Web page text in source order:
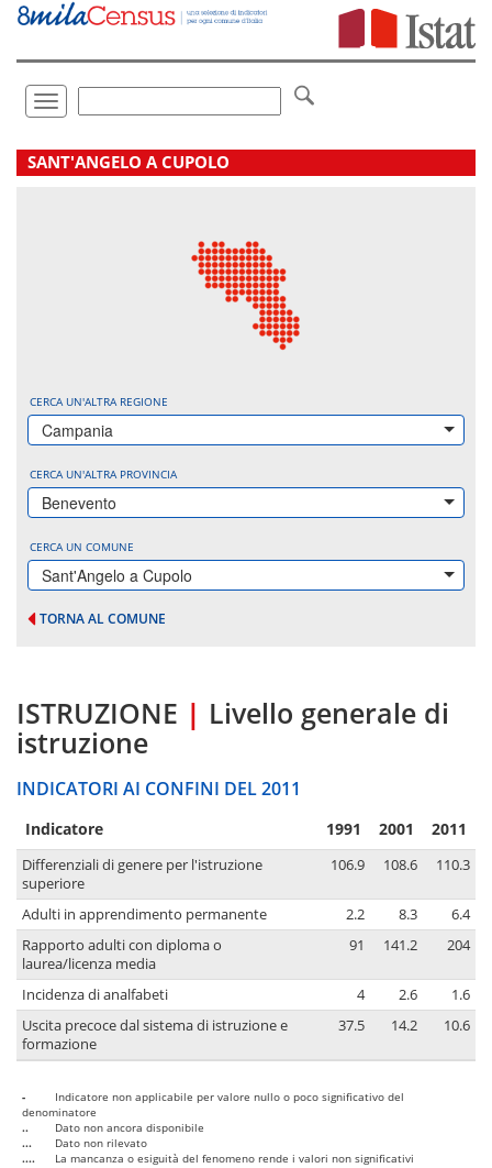
Vai
direttamente
Toggle
navigation
.
SANT'ANGELO A CUPOLO
CERCA UN'ALTRA REGIONE
Campania
CERCA UN'ALTRA PROVINCIA
Benevento
CERCA UN COMUNE
Sant'Angelo a Cupolo
TORNA AL COMUNE
ISTRUZIONE | Livello generale di
istruzione
INDICATORI AI CONFINI DEL 2011
Indicatore 1991 2001 2011
Differenziali di genere per l'istruzione
superiore
106.9 108.6 110.3
Adulti in apprendimento permanente 2.2 8.3
6.4
Rapporto adulti con diploma o
laurea/licenza media
91 141.2 204
Incidenza di analfabeti 4 2.6
1.6
Uscita precoce dal sistema di istruzione e
formazione
37.5 14.2 10.6
-
Indicatore non applicabile per valore nullo o poco significativo del
denominatore
..
Dato non ancora disponibile
...
Dato non rilevato
....
La mancanza o esiguità del fenomeno rende i valori non significativi